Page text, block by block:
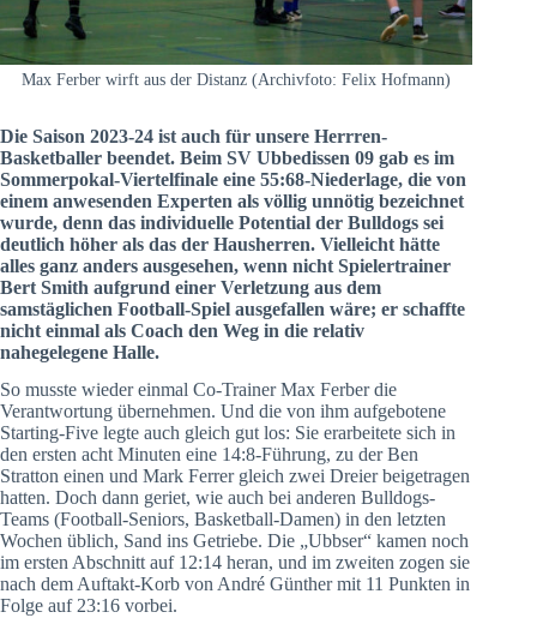
Max Ferber wirft aus der Distanz (Archivfoto: Felix Hofmann)
Die Saison 2023-24 ist auch für unsere Herrren-
Basketballer beendet. Beim SV Ubbedissen 09 gab es im
Sommerpokal-Viertelfinale eine 55:68-Niederlage, die von
einem anwesenden Experten als völlig unnötig bezeichnet
wurde, denn das individuelle Potential der Bulldogs sei
deutlich höher als das der Hausherren. Vielleicht hätte
alles ganz anders ausgesehen, wenn nicht Spielertrainer
Bert Smith aufgrund einer Verletzung aus dem
samstäglichen Football-Spiel ausgefallen wäre; er schaffte
nicht einmal als Coach den Weg in die relativ
nahegelegene Halle.
So musste wieder einmal Co-Trainer Max Ferber die
Verantwortung übernehmen. Und die von ihm aufgebotene
Starting-Five legte auch gleich gut los: Sie erarbeitete sich in
den ersten acht Minuten eine 14:8-Führung, zu der Ben
Stratton einen und Mark Ferrer gleich zwei Dreier beigetragen
hatten. Doch dann geriet, wie auch bei anderen Bulldogs-
Teams (Football-Seniors, Basketball-Damen) in den letzten
Wochen üblich, Sand ins Getriebe. Die „Ubbser“ kamen noch
im ersten Abschnitt auf 12:14 heran, und im zweiten zogen sie
nach dem Auftakt-Korb von André Günther mit 11 Punkten in
Folge auf 23:16 vorbei.